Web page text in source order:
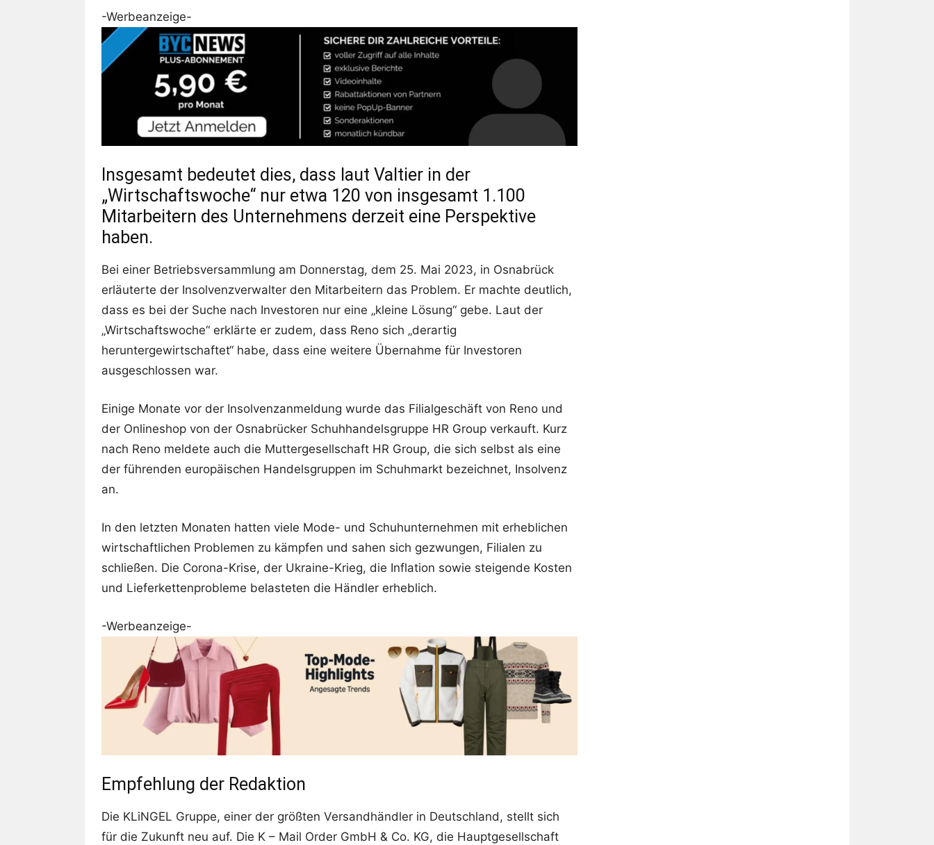
-Werbeanzeige-
Insgesamt bedeutet dies, dass laut Valtier in der
„Wirtschaftswoche“ nur etwa 120 von insgesamt 1.100
Mitarbeitern des Unternehmens derzeit eine Perspektive
haben.
Bei einer Betriebsversammlung am Donnerstag, dem 25. Mai 2023, in Osnabrück
erläuterte der Insolvenzverwalter den Mitarbeitern das Problem. Er machte deutlich,
dass es bei der Suche nach Investoren nur eine „kleine Lösung“ gebe. Laut der
„Wirtschaftswoche“ erklärte er zudem, dass Reno sich „derartig
heruntergewirtschaftet“ habe, dass eine weitere Übernahme für Investoren
ausgeschlossen war.
Einige Monate vor der Insolvenzanmeldung wurde das Filialgeschäft von Reno und
der Onlineshop von der Osnabrücker Schuhhandelsgruppe HR Group verkauft. Kurz
nach Reno meldete auch die Muttergesellschaft HR Group, die sich selbst als eine
der führenden europäischen Handelsgruppen im Schuhmarkt bezeichnet, Insolvenz
an.
In den letzten Monaten hatten viele Mode- und Schuhunternehmen mit erheblichen
wirtschaftlichen Problemen zu kämpfen und sahen sich gezwungen, Filialen zu
schließen. Die Corona-Krise, der Ukraine-Krieg, die Inflation sowie steigende Kosten
und Lieferkettenprobleme belasteten die Händler erheblich.
-Werbeanzeige-
Empfehlung der Redaktion
Die KLiNGEL Gruppe, einer der größten Versandhändler in Deutschland, stellt sich
für die Zukunft neu auf. Die K – Mail Order GmbH & Co. KG, die Hauptgesellschaft